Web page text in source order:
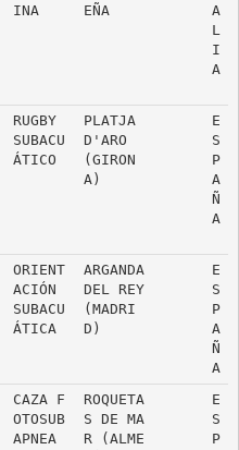
INA
EÑA
A
L
I
A
RUGBY
SUBACU
ÁTICO
PLATJA
D'ARO
(GIRON
A)
E
S
P
A
Ñ
A
ORIENT
ACIÓN
SUBACU
ÁTICA
ARGANDA
DEL REY
(MADRI
D)
E
S
P
A
Ñ
A
CAZA F
OTOSUB
APNEA
ROQUETA
S DE MA
R (ALME
E
S
P